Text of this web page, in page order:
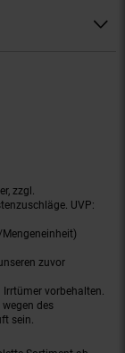
zzgl.
UVP:
zuvor
vorbehalten.
des
sein.